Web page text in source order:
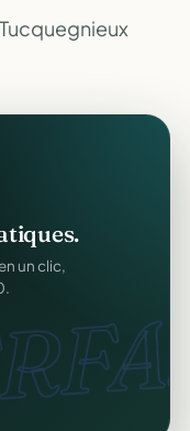
un clic,